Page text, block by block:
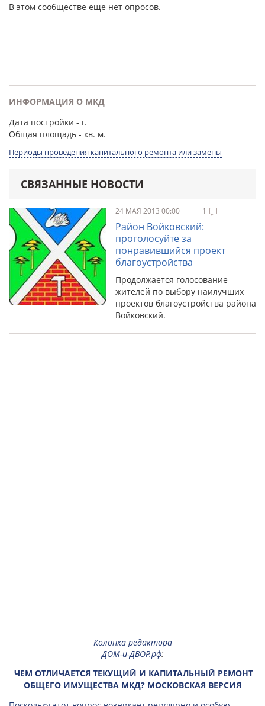
В этом сообществе еще нет опросов.
ИНФОРМАЦИЯ О МКД
Дата постройки - г.
Общая площадь - кв. м.
Периоды проведения капитального ремонта или замены
СВЯЗАННЫЕ НОВОСТИ
24 МАЯ 2013 00:00 1
Район Войковский:
проголосуйте за
понравившийся проект
благоустройства
Продолжается голосование
жителей по выбору наилучших
проектов благоустройства района
Войковский.
Колонка редактора
ДОМ-и-ДВОР.рф:
ЧЕМ ОТЛИЧАЕТСЯ ТЕКУЩИЙ И КАПИТАЛЬНЫЙ РЕМОНТ
ОБЩЕГО ИМУЩЕСТВА МКД? МОСКОВСКАЯ ВЕРСИЯ